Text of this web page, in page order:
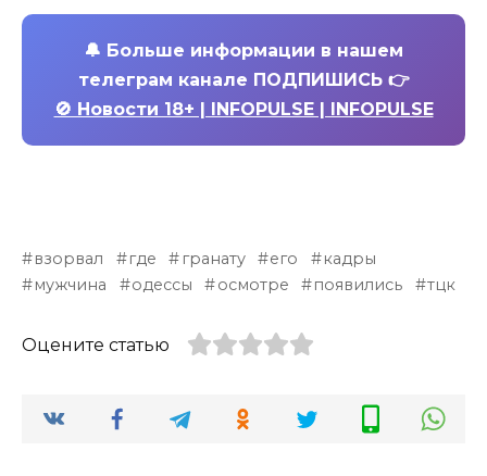
🔔 Больше информации в нашем
телеграм канале ПОДПИШИСЬ 👉
🚫 Новости 18+ | INFOPULSE | INFOPULSE
взорвал где гранату его
кадры
мужчина
одессы осмотре появились тцк
Оцените статью